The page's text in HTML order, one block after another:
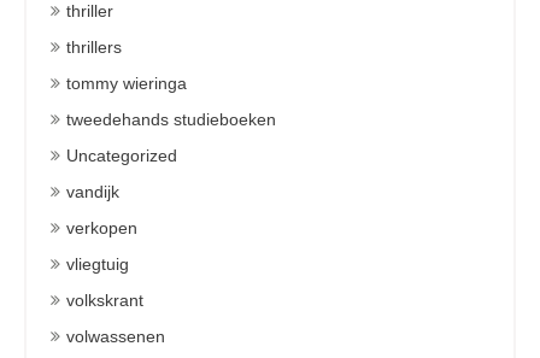
thriller
thrillers
tommy wieringa
tweedehands studieboeken
Uncategorized
vandijk
verkopen
vliegtuig
volkskrant
volwassenen